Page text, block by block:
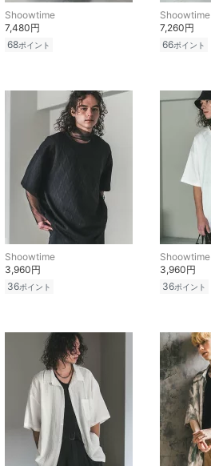
Shoowtime
7,480円
68ポイント
Shoowtime
7,260円
66ポイント
Shoowtime
3,960円
36ポイント
Shoowtime
3,960円
36ポイント